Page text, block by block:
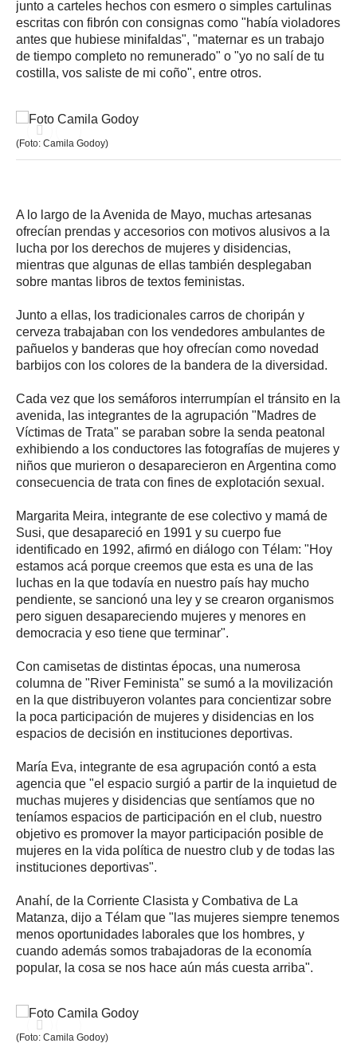
junto a carteles hechos con esmero o simples cartulinas
escritas con fibrón con consignas como "había violadores
antes que hubiese minifaldas", "maternar es un trabajo
de tiempo completo no remunerado" o "yo no salí de tu
costilla, vos saliste de mi coño", entre otros.
(Foto: Camila Godoy)
A lo largo de la Avenida de Mayo, muchas artesanas
ofrecían prendas y accesorios con motivos alusivos a la
lucha por los derechos de mujeres y disidencias,
mientras que algunas de ellas también desplegaban
sobre mantas libros de textos feministas.
Junto a ellas, los tradicionales carros de choripán y
cerveza trabajaban con los vendedores ambulantes de
pañuelos y banderas que hoy ofrecían como novedad
barbijos con los colores de la bandera de la diversidad.
Cada vez que los semáforos interrumpían el tránsito en la
avenida, las integrantes de la agrupación "Madres de
Víctimas de Trata" se paraban sobre la senda peatonal
exhibiendo a los conductores las fotografías de mujeres y
niños que murieron o desaparecieron en Argentina como
consecuencia de trata con fines de explotación sexual.
Margarita Meira, integrante de ese colectivo y mamá de
Susi, que desapareció en 1991 y su cuerpo fue
identificado en 1992, afirmó en diálogo con Télam: "Hoy
estamos acá porque creemos que esta es una de las
luchas en la que todavía en nuestro país hay mucho
pendiente, se sancionó una ley y se crearon organismos
pero siguen desapareciendo mujeres y menores en
democracia y eso tiene que terminar".
Con camisetas de distintas épocas, una numerosa
columna de "River Feminista" se sumó a la movilización
en la que distribuyeron volantes para concientizar sobre
la poca participación de mujeres y disidencias en los
espacios de decisión en instituciones deportivas.
María Eva, integrante de esa agrupación contó a esta
agencia que "el espacio surgió a partir de la inquietud de
muchas mujeres y disidencias que sentíamos que no
teníamos espacios de participación en el club, nuestro
objetivo es promover la mayor participación posible de
mujeres en la vida política de nuestro club y de todas las
instituciones deportivas".
Anahí, de la Corriente Clasista y Combativa de La
Matanza, dijo a Télam que "las mujeres siempre tenemos
menos oportunidades laborales que los hombres, y
cuando además somos trabajadoras de la economía
popular, la cosa se nos hace aún más cuesta arriba".
(Foto: Camila Godoy)